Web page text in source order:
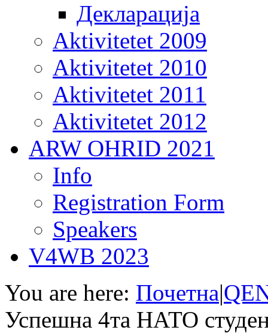
Декларација
Aktivitetet 2009
Aktivitetet 2010
Aktivitetet 2011
Aktivitetet 2012
ARW OHRID 2021
Info
Registration Form
Speakers
V4WB 2023
You are here: Почетна|
Успешна 4та НАТО